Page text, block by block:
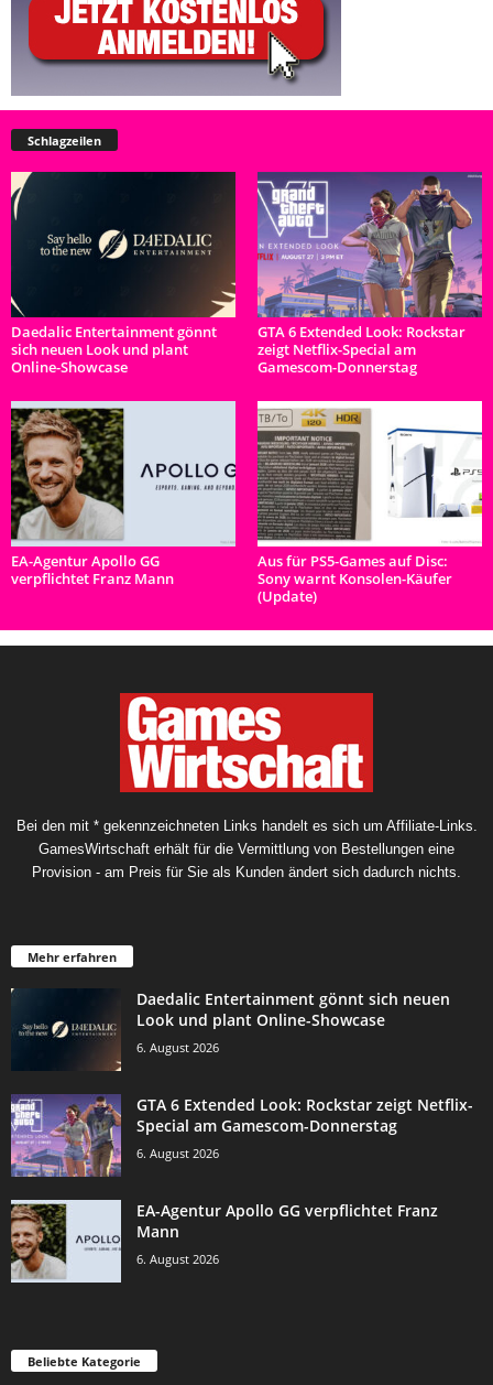
Schlagzeilen
Daedalic Entertainment gönnt
sich neuen Look und plant
Online-Showcase
GTA 6 Extended Look: Rockstar
zeigt Netflix-Special am
Gamescom-Donnerstag
EA-Agentur Apollo GG
verpflichtet Franz Mann
Aus für PS5-Games auf Disc:
Sony warnt Konsolen-Käufer
(Update)
Bei den mit * gekennzeichneten Links handelt es sich um Affiliate-Links.
GamesWirtschaft erhält für die Vermittlung von Bestellungen eine
Provision - am Preis für Sie als Kunden ändert sich dadurch nichts.
Mehr erfahren
Daedalic Entertainment gönnt sich neuen
Look und plant Online-Showcase
6. August 2026
GTA 6 Extended Look: Rockstar zeigt Netflix-
Special am Gamescom-Donnerstag
6. August 2026
EA-Agentur Apollo GG verpflichtet Franz
Mann
6. August 2026
Beliebte Kategorie